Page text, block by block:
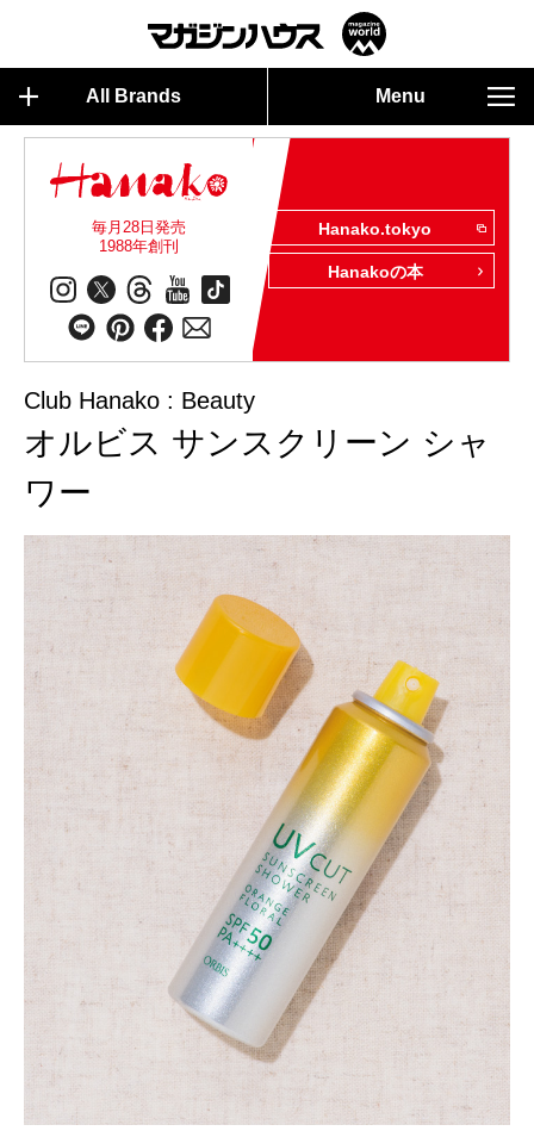
All Brands Menu
毎月28日発売
1988年創刊
Hanako.tokyo
Hanakoの本
Club Hanako : Beauty
オルビス サンスクリーン シャ
ワー